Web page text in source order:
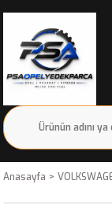
Anasayfa